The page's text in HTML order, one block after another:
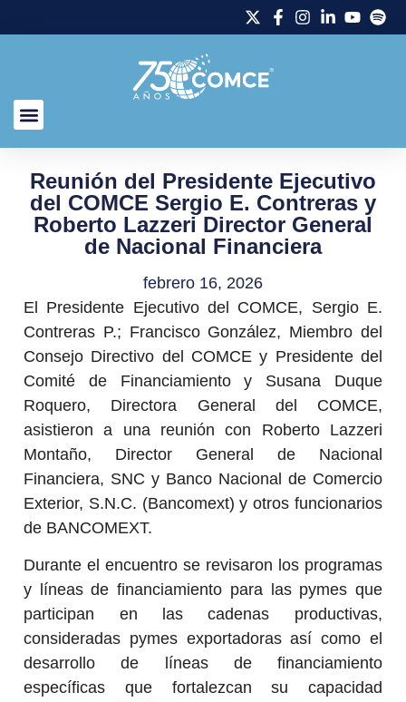
Reunión del Presidente Ejecutivo
del COMCE Sergio E. Contreras y
Roberto Lazzeri Director General
de Nacional Financiera
febrero 16, 2026
El Presidente Ejecutivo del COMCE, Sergio E.
Contreras P.; Francisco González, Miembro del
Consejo Directivo del COMCE y Presidente del
Comité de Financiamiento y Susana Duque
Roquero, Directora General del COMCE,
asistieron a una reunión con Roberto Lazzeri
Montaño, Director General de Nacional
Financiera, SNC y Banco Nacional de Comercio
Exterior, S.N.C. (Bancomext) y otros funcionarios
de BANCOMEXT.
Durante el encuentro se revisaron los programas
y líneas de financiamiento para las pymes que
participan en las cadenas productivas,
consideradas pymes exportadoras así como el
desarrollo de líneas de financiamiento
específicas que fortalezcan su capacidad